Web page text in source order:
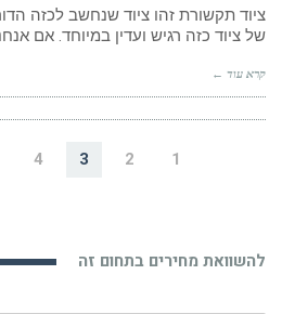
ציוד תקשורת זהו ציוד שנחשב לכזה
של ציוד כזה רגיש ועדין במיוחד. אם
קרא עוד ←
1
2
3
4
להשוואת מחירים בתחום זה